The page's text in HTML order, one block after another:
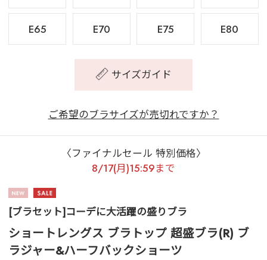
E65 E70 E75 E80
サイズガイド
ご希望のブラサイズが売切れですか？
〈ファイナルセール 特別価格〉
8/17(月)15:59まで
[ブラセット]コーデに大活躍の盛りブラ
ショートレングス ブラトップ 超盛ブラ(R) ブ
ラジャー&ハーフバックショーツ